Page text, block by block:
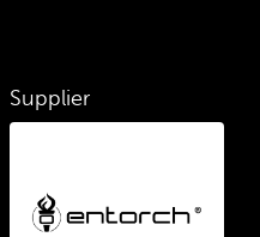
Supplier